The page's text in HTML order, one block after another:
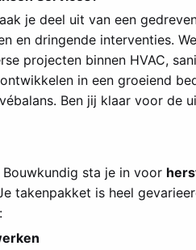
je deel uit van een
en dringende interventies.
projecten binnen HVAC,
in een groeiend
Ben jij klaar voor de
sta je in voor
takenpakket is heel